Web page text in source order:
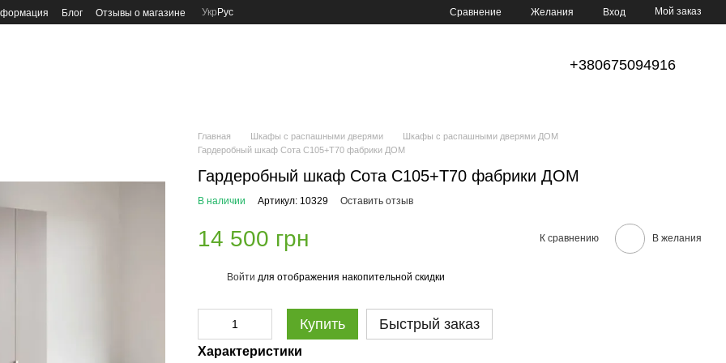
Блог Отзывы о магазине Укр Рус Сравнение Желания Вход Мой заказ
+380675094916
Главная Шкафы с распашными дверями
Шкафы с распашными дверями ДОМ
Гардеробный шкаф Сота С105+Т70 фабрики ДОМ
Гардеробный шкаф Сота С105+Т70 фабрики ДОМ
В наличии Артикул: 10329 Оставить отзыв
14 500 грн К сравнению В желания
Войти для отображения накопительной скидки
Купить Быстрый заказ
Характеристики